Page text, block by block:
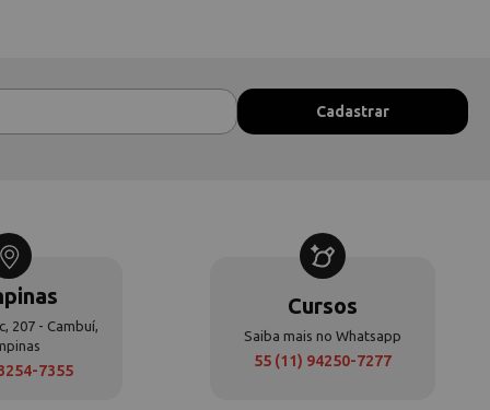
207 - Cambuí,
7355
Cursos
Saiba mais no Whatsapp
55 (11) 94250-7277